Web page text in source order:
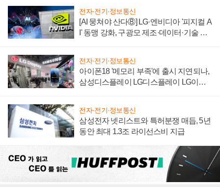
전자·전기·정보통신
[AI 뭉쳐야 산다⑧] LG·엔비디아 '피지컬 A
I' 동맹 강화, 구광모 제조·데이터·기술 결
전자·전기·정보통신
아이폰18 '메모리 부족'에 출시 지연되나,
삼성디스플레이 LG디스플레이 LG이노
전자·전기·정보통신
삼성전자 넷리스트와 특허분쟁 매듭, 5년
동안 최대 1.3조 라이선스비 지급